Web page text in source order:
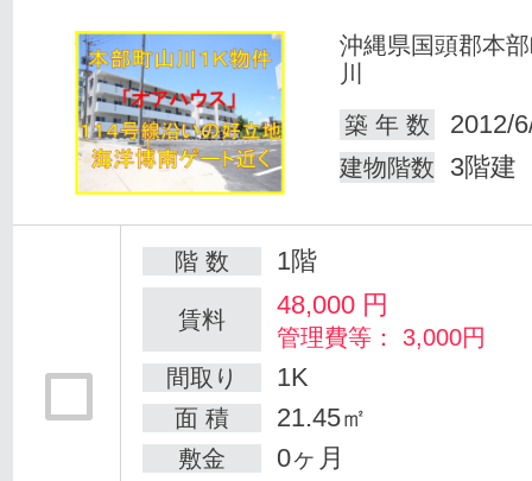
沖縄県国頭郡本
川
築 年 数
2012/
建物階数 3階建
階 数 1階
賃料 48,000 円
管理費等： 3,000円
間取り
1K
面 積 21.45㎡
敷金 0ヶ月